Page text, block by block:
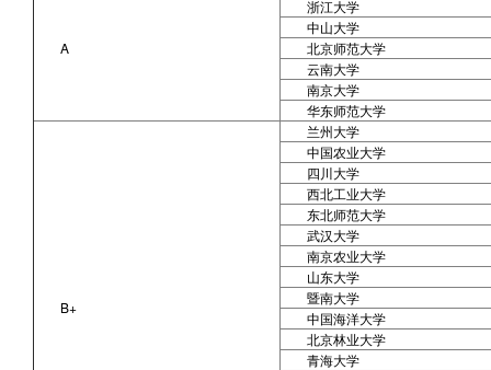
A
浙江大学
中山大学
北京师范大学
云南大学
南京大学
华东师范大学
B+
兰州大学
中国农业大学
四川大学
西北工业大学
东北师范大学
武汉大学
南京农业大学
山东大学
暨南大学
中国海洋大学
北京林业大学
青海大学